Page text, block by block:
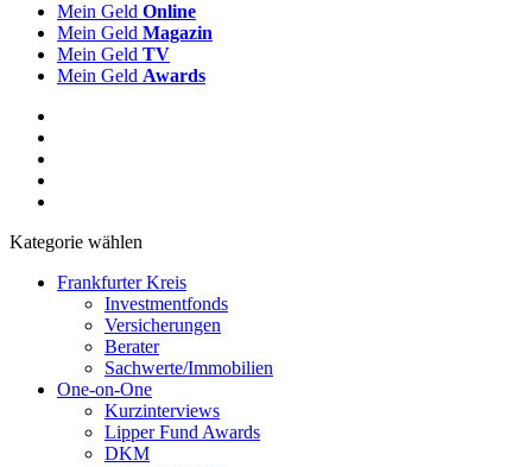
Mein Geld Online
Mein Geld Magazin
Mein Geld TV
Mein Geld Awards
Kategorie wählen
Frankfurter Kreis
Investmentfonds
Versicherungen
Berater
Sachwerte/Immobilien
One-on-One
Kurzinterviews
Lipper Fund Awards
DKM